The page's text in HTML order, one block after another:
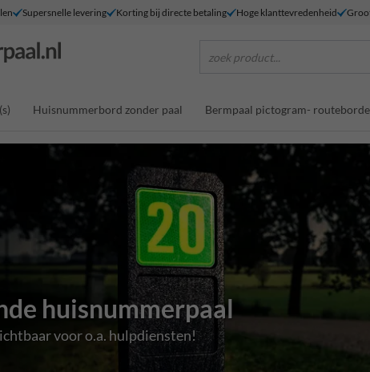
Supersnelle levering Korting bij directe betaling Hoge klanttevredenheid
zoek product...
Huisnummerbord zonder paal Bermpaal pictogram-
voor o.a. hulpdiensten!
huisnummerpaal